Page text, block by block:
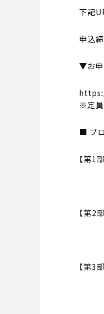
下記
申込
▼お申
※定員
■ プ
【第1
登
【第2
登
【第3
登